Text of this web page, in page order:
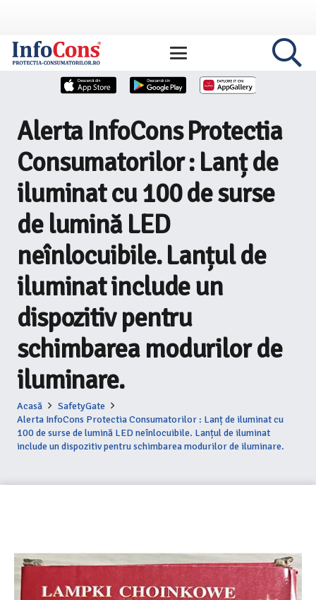
Alerta InfoCons Protectia
Consumatorilor : Lanț de
iluminat cu 100 de surse
de lumină LED
neînlocuibile. Lanțul de
iluminat include un
dispozitiv pentru
schimbarea modurilor de
iluminare.
Acasă
SafetyGate
Alerta InfoCons Protectia Consumatorilor : Lanț de iluminat cu
100 de surse de lumină LED neînlocuibile. Lanțul de iluminat
include un dispozitiv pentru schimbarea modurilor de iluminare.